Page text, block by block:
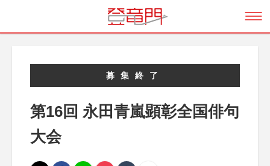
募集終了
第16回 永田青嵐顕彰全国俳句
大会